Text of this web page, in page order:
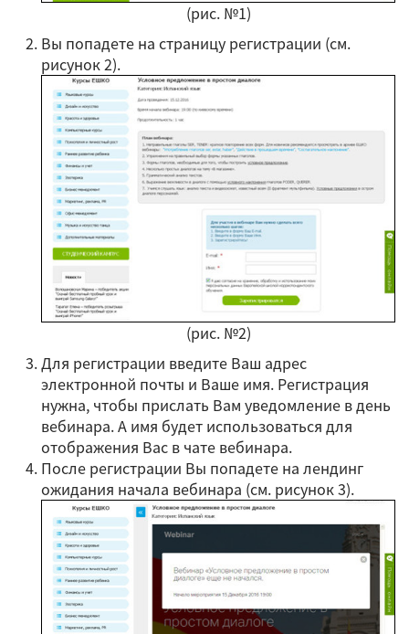
(рис. №1)
Вы попадете на страницу регистрации (см.
рисунок 2).
(рис. №2)
Для регистрации введите Ваш адрес
электронной почты и Ваше имя. Регистрация
нужна, чтобы прислать Вам уведомление в день
вебинара. А имя будет использоваться для
отображения Вас в чате вебинара.
После регистрации Вы попадете на лендинг
ожидания начала вебинара (см. рисунок 3).